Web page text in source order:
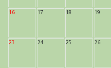
16 17 18 19
23 24 25 26